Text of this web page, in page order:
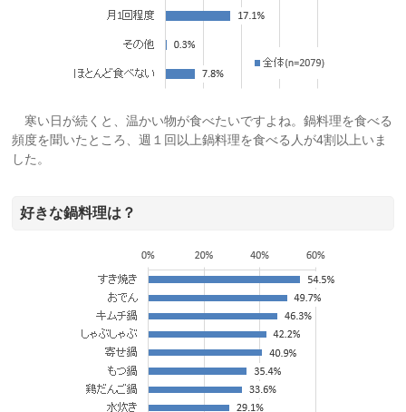
寒い日が続くと、温かい物が食べたいですよね。鍋料理を食べる
頻度を聞いたところ、週１回以上鍋料理を食べる人が4割以上いま
した。
好きな鍋料理は？